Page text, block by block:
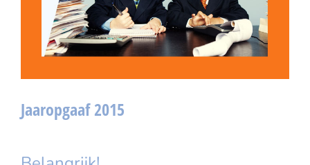
Jaaropgaaf 2015